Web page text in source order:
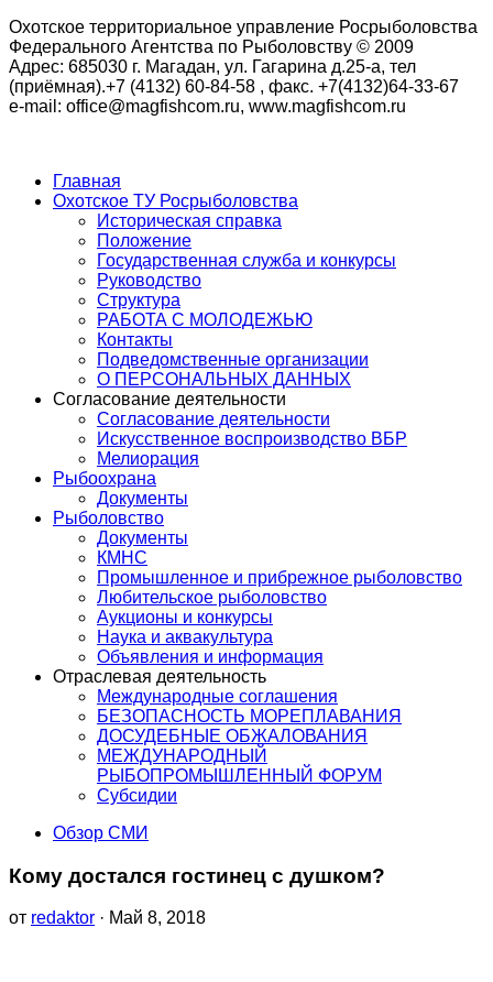
Охотское территориальное управление Росрыболовства
Федерального Агентства по Рыболовству © 2009
Адрес: 685030 г. Магадан, ул. Гагарина д.25-а, тел
(приёмная).+7 (4132) 60-84-58 , факс. +7(4132)64-33-67
e-mail: office@magfishcom.ru, www.magfishcom.ru
Главная
Охотское ТУ Росрыболовства
Историческая справка
Положение
Государственная служба и конкурсы
Руководство
Структура
РАБОТА С МОЛОДЕЖЬЮ
Контакты
Подведомственные организации
О ПЕРСОНАЛЬНЫХ ДАННЫХ
Согласование деятельности
Согласование деятельности
Искусственное воспроизводство ВБР
Мелиорация
Рыбоохрана
Документы
Рыболовство
Документы
КМНС
Промышленное и прибрежное рыболовство
Любительское рыболовство
Аукционы и конкурсы
Наука и аквакультура
Объявления и информация
Отраслевая деятельность
Международные соглашения
БЕЗОПАСНОСТЬ МОРЕПЛАВАНИЯ
ДОСУДЕБНЫЕ ОБЖАЛОВАНИЯ
МЕЖДУНАРОДНЫЙ
РЫБОПРОМЫШЛЕННЫЙ ФОРУМ
Субсидии
Обзор СМИ
Кому достался гостинец с душком?
от redaktor · Май 8, 2018